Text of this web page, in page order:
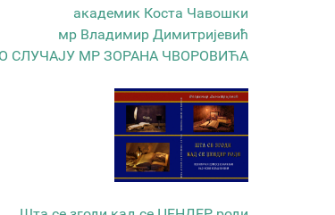
академик Коста Чавошки
мр Владимир Димитријевић
СЛУЧАЈУ МР ЗОРАНА ЧВОРОВИЋА